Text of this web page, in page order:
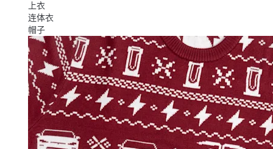
上衣
连体衣
帽子